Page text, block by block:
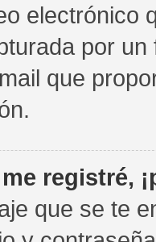
electrónico
por
que
registré,
que se te